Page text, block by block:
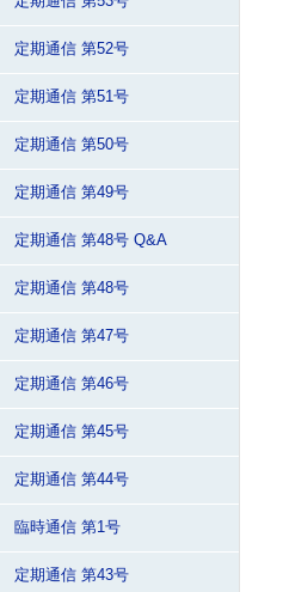
定期通信 第52号
定期通信 第51号
定期通信 第50号
定期通信 第49号
定期通信 第48号 Q&A
定期通信 第48号
定期通信 第47号
定期通信 第46号
定期通信 第45号
定期通信 第44号
臨時通信 第1号
定期通信 第43号